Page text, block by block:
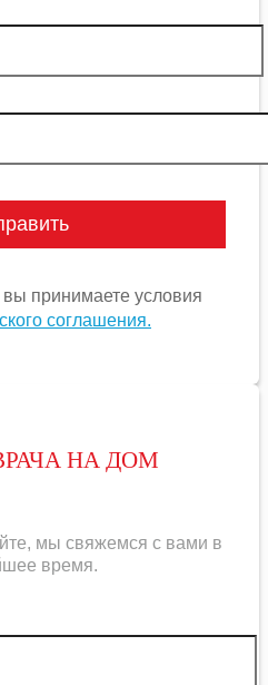
принимаете условия
соглашения.
НА ДОМ
мы свяжемся с вами в
время.